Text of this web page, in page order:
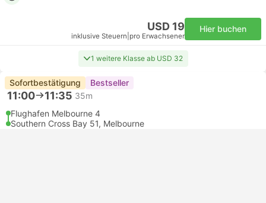
USD 19
inklusive Steuern pro Erwachsener
Hier buchen
1 weitere Klasse ab USD 32
Sofortbestätigung Bestseller
11:00 11:35 35m
Flughafen Melbourne 4
Southern Cross Bay 51, Melbourne